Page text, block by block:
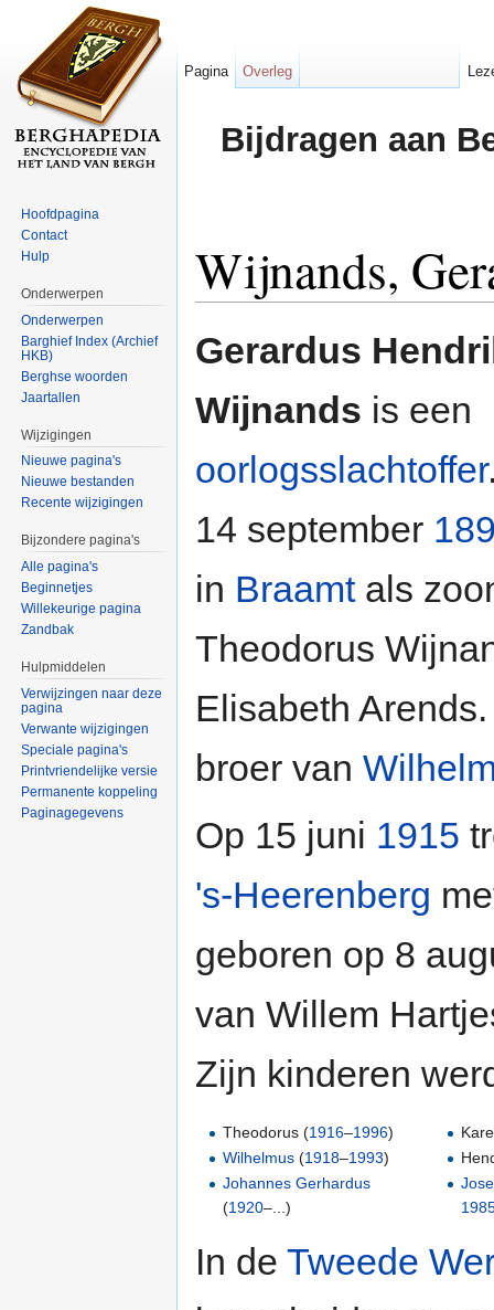
Bijdragen aan
Wijnands,
Gerardus
Wijnands is een
oorlogsslachtoffer
14 september
in Braamtals
Theodorus
Elisabeth
broer van
Op 15 juni 1915
's-Heerenberg
geboren op 8
van Willem
Zijn kinderen
Theodorus (1916–1996)
Wilhelmus (1918–1993)
Johannes Gerhardus
(1920–...)
In de Tweede
Pagina Overleg
Hoofdpagina
Contact
Hulp
Onderwerpen
Onderwerpen
Barghief Index (Archief
HKB)
Berghse woorden
Jaartallen
Wijzigingen
Nieuwe pagina's
Nieuwe bestanden
Recente wijzigingen
Bijzondere pagina's
Alle pagina's
Beginnetjes
Willekeurige pagina
Zandbak
Hulpmiddelen
Verwijzingen naar deze
pagina
Verwante wijzigingen
Speciale pagina's
Printvriendelijke versie
Permanente koppeling
Paginagegevens